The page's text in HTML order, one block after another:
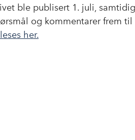
ble publisert 1. juli,
og kommentarer frem
her.